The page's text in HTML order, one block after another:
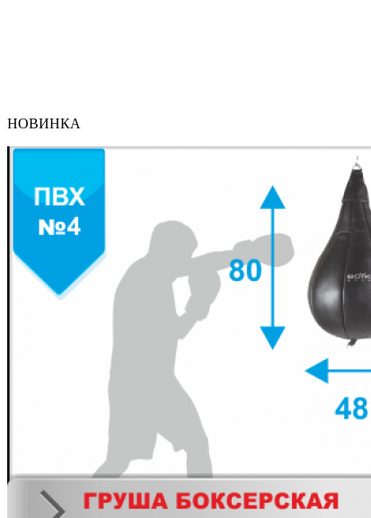
НОВИНКА